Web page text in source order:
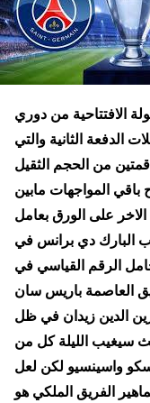
الافتتاحية من دوري
الدفعة الثانية والتي
من الحجم الثقيل
المواجهات مابين
على الورق بعامل
البارك دي برانس في
الرقم القياسي في
العاصمة باريس سان
الدين زيدان في ظل
سيغيب الليلة كل من
واسينسيو لكن لعل
الفريق الملكي هو